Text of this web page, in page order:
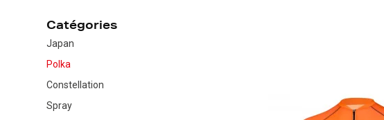
Catégories
Japan
Polka
Constellation
Spray